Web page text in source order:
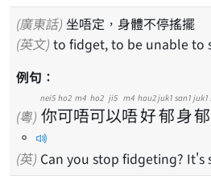
(廣東話) 坐唔定，身體不停搖擺
(英文) to fidget, to be unable to
例句：
(粵) 你
nei5
可
ho2
唔
m4
可
ho2
以
ji5
唔
m4
好
hou2
郁
juk1
身
san1
郁
juk1
。
(英) Can you stop fidgeting? It's